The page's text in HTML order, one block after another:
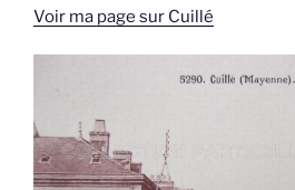
Voir ma page sur Cuillé